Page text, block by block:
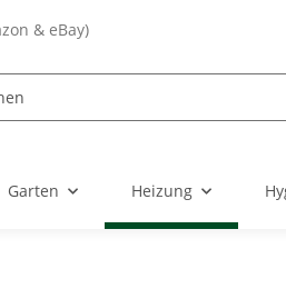
& eBay)
Garten Heizung